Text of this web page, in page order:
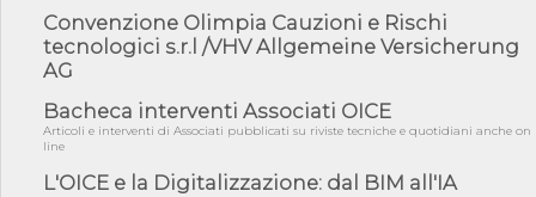
04/08/26 - International Sustainable Buildings Competition -
COP31, An...
impugnar...
04/08/26 - Rapporto Anac corruzione 2020-2026: procedimenti
Convenzione Olimpia Cauzioni e Rischi
tecnologici s.r.l /VHV Allgemeine Versicherung
AG
Bacheca interventi Associati OICE
Articoli e interventi di Associati pubblicati su riviste tecniche e quotidiani anche on
line
L'OICE e la Digitalizzazione: dal BIM all'IA